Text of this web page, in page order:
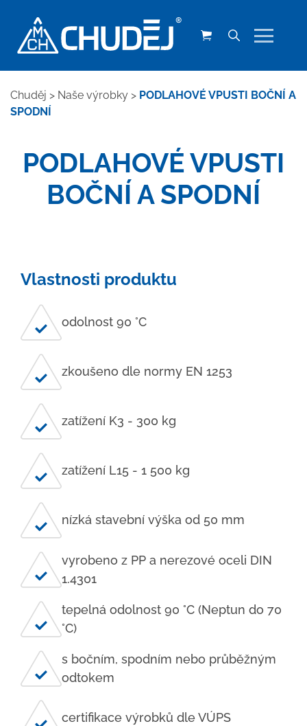
Chuděj > Naše výrobky > PODLAHOVÉ VPUSTI BOČNÍ A
SPODNÍ
PODLAHOVÉ VPUSTI
BOČNÍ A SPODNÍ
Vlastnosti produktu
odolnost 90 °C
zkoušeno dle normy EN 1253
zatížení K3 - 300 kg
zatížení L15 - 1 500 kg
nízká stavební výška od 50 mm
vyrobeno z PP a nerezové oceli DIN
1.4301
tepelná odolnost 90 °C (Neptun do 70
°C)
s bočním, spodním nebo průběžným
odtokem
certifikace výrobků dle VÚPS